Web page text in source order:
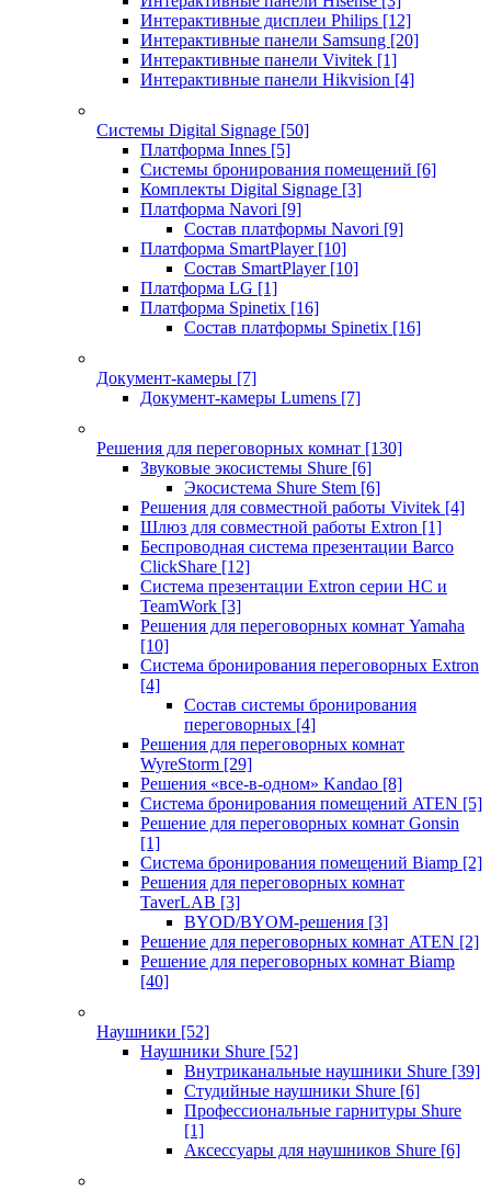
Интерактивные дисплеи Philips [12]
Интерактивные панели Samsung [20]
Интерактивные панели Vivitek [1]
Интерактивные панели Hikvision [4]
Системы Digital Signage [50]
Платформа Innes [5]
Системы бронирования помещений [6]
Комплекты Digital Signage [3]
Платформа Navori [9]
Состав платформы Navori [9]
Платформа SmartPlayer [10]
Состав SmartPlayer [10]
Платформа LG [1]
Платформа Spinetix [16]
Состав платформы Spinetix [16]
Документ-камеры [7]
Документ-камеры Lumens [7]
Решения для переговорных комнат [130]
Звуковые экосистемы Shure [6]
Экосистема Shure Stem [6]
Решения для совместной работы Vivitek [4]
Шлюз для совместной работы Extron [1]
Беспроводная система презентации Barco
ClickShare [12]
Система презентации Extron серии HC и
TeamWork [3]
Решения для переговорных комнат Yamaha
[10]
Система бронирования переговорных Extron
[4]
Состав системы бронирования
переговорных [4]
Решения для переговорных комнат
WyreStorm [29]
Решения «все-в-одном» Kandao [8]
Система бронирования помещений ATEN [5]
Решение для переговорных комнат Gonsin
[1]
Система бронирования помещений Biamp [2]
Решения для переговорных комнат
TaverLAB [3]
BYOD/BYOM-решения [3]
Решение для переговорных комнат ATEN [2]
Решение для переговорных комнат Biamp
[40]
Наушники [52]
Наушники Shure [52]
Внутриканальные наушники Shure [39]
Студийные наушники Shure [6]
Профессиональные гарнитуры Shure
[1]
Аксессуары для наушников Shure [6]